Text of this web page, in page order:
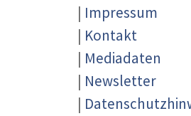
| Impressum
| Kontakt
| Mediadaten
| Newsletter
|